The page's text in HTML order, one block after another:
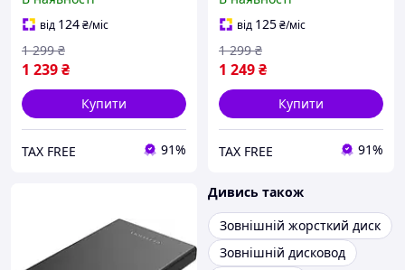
Space Gray
від 124₴/міс
1 239₴
1 299 ₴
Купити
TAX FREE 91%
від 125₴/міс
1 249₴
1 299 ₴
Купити
TAX FREE 91%
Дивись також
Зовнішній жорсткий диск
Зовнішній дисковод